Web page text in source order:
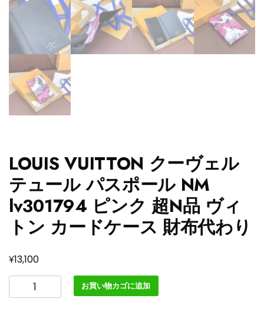
LOUIS VUITTON クーヴェル
テュール パスポール NM
lv301794 ピンク 超N品 ヴィ
トン カードケース 財布代わり
¥13,100
LOUIS
VUITTON
お買い物カゴに追加